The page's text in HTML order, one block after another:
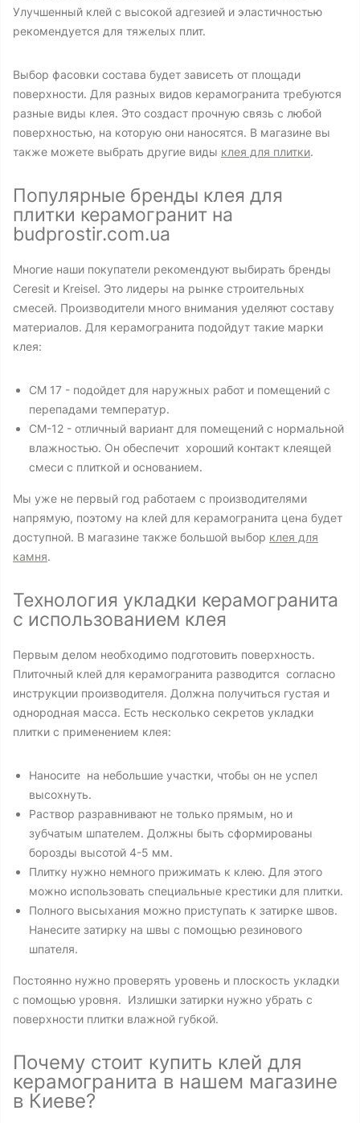
Улучшенный клей с высокой адгезией и эластичностью
рекомендуется для тяжелых плит.
Выбор фасовки состава будет зависеть от площади
поверхности. Для разных видов керамогранита требуются
разные виды клея. Это создаст прочную связь с любой
поверхностью, на которую они наносятся. В магазине вы
также можете выбрать другие виды клея для плитки.
Популярные бренды клея для
плитки керамогранит на
budprostir.com.ua
Многие наши покупатели рекомендуют выбирать бренды
Ceresit и Kreisel. Это лидеры на рынке строительных
смесей. Производители много внимания уделяют составу
материалов. Для керамогранита подойдут такие марки
клея:
СМ 17 - подойдет для наружных работ и помещений с
перепадами температур.
CM-12 - отличный вариант для помещений с нормальной
влажностью. Он обеспечит хороший контакт клеящей
смеси с плиткой и основанием.
Мы уже не первый год работаем с производителями
напрямую, поэтому на клей для керамогранита цена будет
доступной. В магазине также большой выбор клея для
камня.
Технология укладки керамогранита
с использованием клея
Первым делом необходимо подготовить поверхность.
Плиточный клей для керамогранита разводится согласно
инструкции производителя. Должна получиться густая и
однородная масса. Есть несколько секретов укладки
плитки с применением клея:
Наносите на небольшие участки, чтобы он не успел
высохнуть.
Раствор разравнивают не только прямым, но и
зубчатым шпателем. Должны быть сформированы
борозды высотой 4-5 мм.
Плитку нужно немного прижимать к клею. Для этого
можно использовать специальные крестики для плитки.
Полного высыхания можно приступать к затирке швов.
Нанесите затирку на швы с помощью резинового
шпателя.
Постоянно нужно проверять уровень и плоскость укладки
с помощью уровня. Излишки затирки нужно убрать с
поверхности плитки влажной губкой.
Почему стоит купить клей для
керамогранита в нашем магазине
в Киеве?